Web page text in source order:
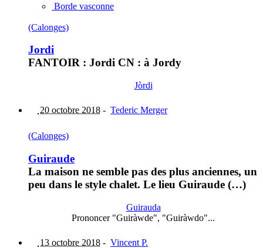
Borde vasconne
(Calonges)
Jordi
FANTOIR : Jordi CN : à Jordy
Jòrdi
20 octobre 2018 - Tederic Merger
(Calonges)
Guiraude
La maison ne semble pas des plus anciennes, un
peu dans le style chalet. Le lieu Guiraude (…)
Guirauda
Prononcer "Guiràwde", "Guiràwdo"...
13 octobre 2018 - Vincent P.